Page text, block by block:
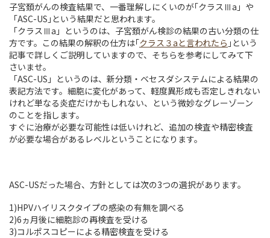
子宮頚がんの検査結果で、一番理解しにくいのが｢クラスⅢa」や
「ASC-US｣という結果だと思われます。
「クラスⅢa」というのは、子宮頚がん検診の結果の古い分類の仕
方です。この結果の解釈の仕方は｢クラス３aと言われたら ｣という
記事で詳しくご説明していますので、そちらを参考にしてみて下
さいませ。
「ASC-US」というのは、新分類・ベセスダシステムによる結果の
表記方法です。細胞に変化があって、軽度異形成も否定しきれない
けれど単なる炎症だけかもしれない、という微妙なグレーゾーン
のことを指します。
すぐに治療が必要な可能性は低いけれど、追加の検査や精密検査
が必要な場合があるレベルということになります。
ASC-USだった場合、方針としては次の3つの選択があります。
1)HPVハイリスクタイプの感染の有無を調べる
2)6ヵ月後に細胞診の再検査を受ける
3)コルポスコピーによる精密検査を受ける